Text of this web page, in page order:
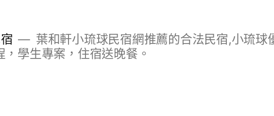
葉和軒小琉球民宿網推薦的合法民宿,小琉球
學生專案，住宿送晚餐。